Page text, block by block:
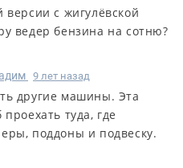
с жигулёвской
ведер бензина на сотню?
9 лет назад
другие машины. Эта
туда, где
поддоны и подвеску.